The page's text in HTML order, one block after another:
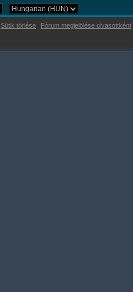
Sütik törlése Fórum megjelölése olvasottként